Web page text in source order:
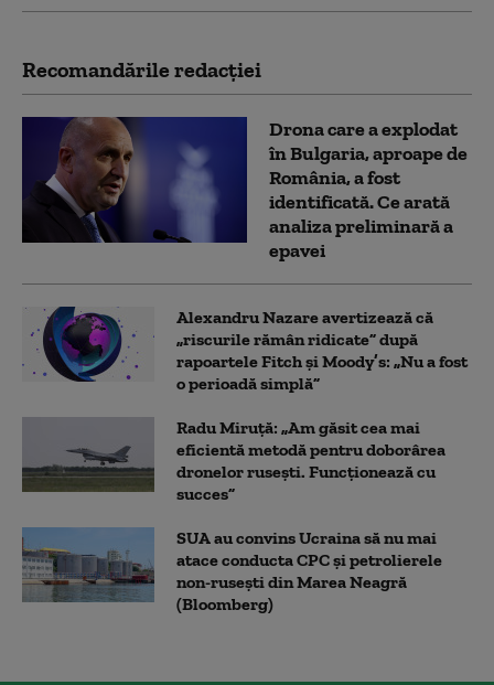
Recomandările redacţiei
Drona care a explodat
în Bulgaria, aproape de
România, a fost
identificată. Ce arată
analiza preliminară a
epavei
Alexandru Nazare avertizează că
„riscurile rămân ridicate” după
rapoartele Fitch și Moody’s: „Nu a fost
o perioadă simplă”
Radu Miruță: „Am găsit cea mai
eficientă metodă pentru doborârea
dronelor rusești. Funcționează cu
succes”
SUA au convins Ucraina să nu mai
atace conducta CPC şi petrolierele
non-ruseşti din Marea Neagră
(Bloomberg)